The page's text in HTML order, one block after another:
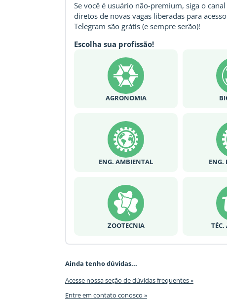
Se você é usuário não-premium, siga o
diretos de novas vagas liberadas para
Telegram são grátis (e sempre serão)!
Escolha sua profissão!
AGRONOMIA
ENG. AMBIENTAL ENG.
ZOOTECNIA TÉC.
Ainda tenho dúvidas...
Acesse nossa seção de dúvidas frequentes »
Entre em contato conosco »